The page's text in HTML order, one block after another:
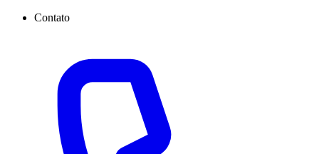
Contato